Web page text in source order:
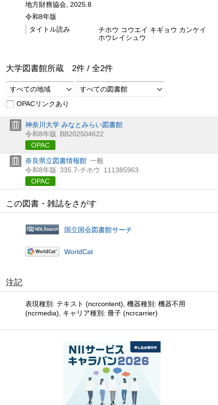
地方財務協会, 2025.8
令和8年版
タイトル読み
チホウ コウエイ キギョウ カンケイ
ホウレイシュウ
大学図書館所蔵 2件 / 全2件
すべての地域
すべての図書館
OPACリンクあり
神奈川大学 みなとみらい図書館
令和8年版 BB202504622
OPAC
奈良県立図書情報館 一般
令和8年版 335.7-チホウ
111385963
OPAC
この図書・雑誌をさがす
国立国会図書館サーチ
WorldCat
注記
表現種別: テキスト (ncrcontent), 機器種別: 機器不用
(ncrmedia), キャリア種別: 冊子 (ncrcarrier)